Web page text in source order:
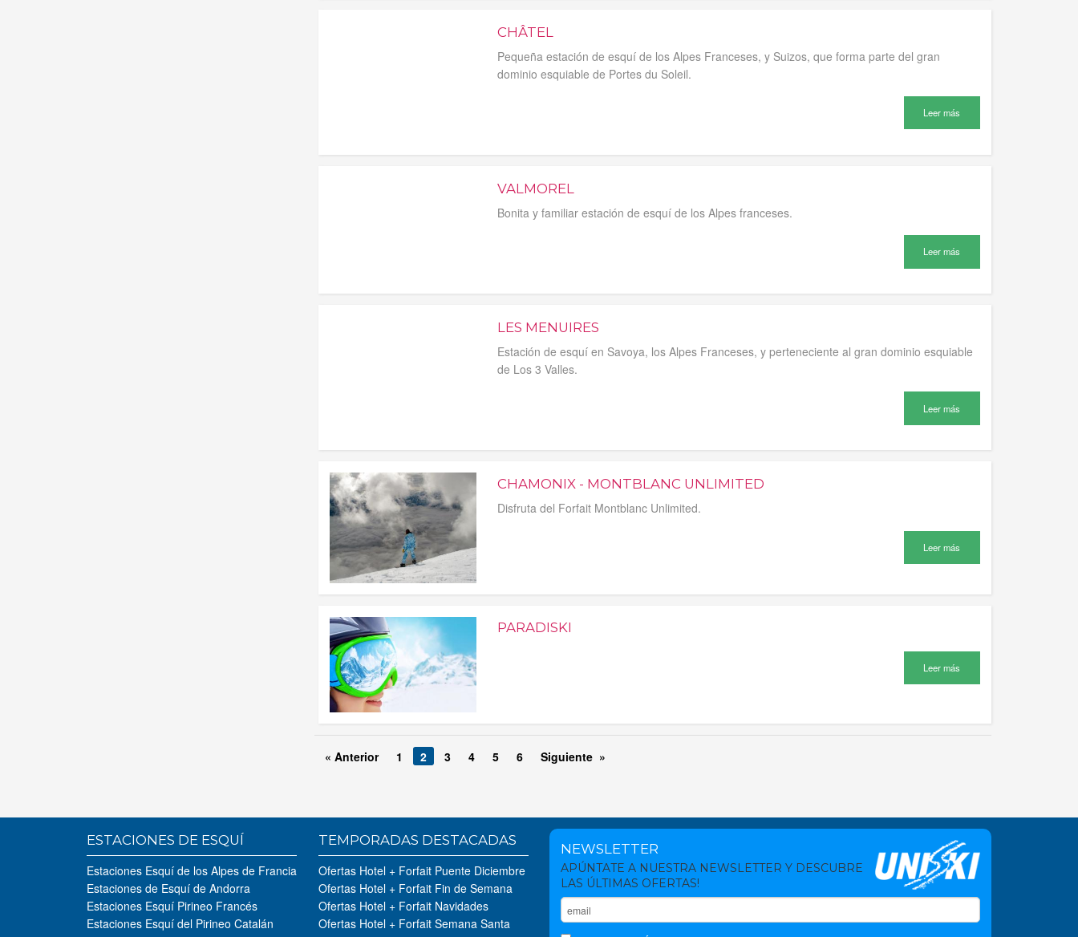
CHÂTEL
Pequeña estación de esquí de los Alpes Franceses, y Suizos, que forma parte del gran
dominio esquiable de Portes du Soleil.
Leer más
VALMOREL
Bonita y familiar estación de esquí de los Alpes franceses.
Leer más
LES MENUIRES
Estación de esquí en Savoya, los Alpes Franceses, y perteneciente al gran dominio esquiable
de Los 3 Valles.
Leer más
CHAMONIX - MONTBLANC UNLIMITED
Disfruta del Forfait Montblanc Unlimited.
Leer más
PARADISKI
Leer más
« Anterior 1 2 3 4 5 6 Siguiente »
ESTACIONES DE ESQUÍ
Estaciones Esquí de los Alpes de Francia
Estaciones de Esquí de Andorra
Estaciones Esquí Pirineo Francés
Estaciones Esquí del Pirineo Catalán
TEMPORADAS DESTACADAS
Ofertas Hotel + Forfait Puente Diciembre
Ofertas Hotel + Forfait Fin de Semana
Ofertas Hotel + Forfait Navidades
Ofertas Hotel + Forfait Semana Santa
NEWSLETTER
APÚNTATE A NUESTRA NEWSLETTER Y DESCUBRE
LAS ÚLTIMAS OFERTAS!